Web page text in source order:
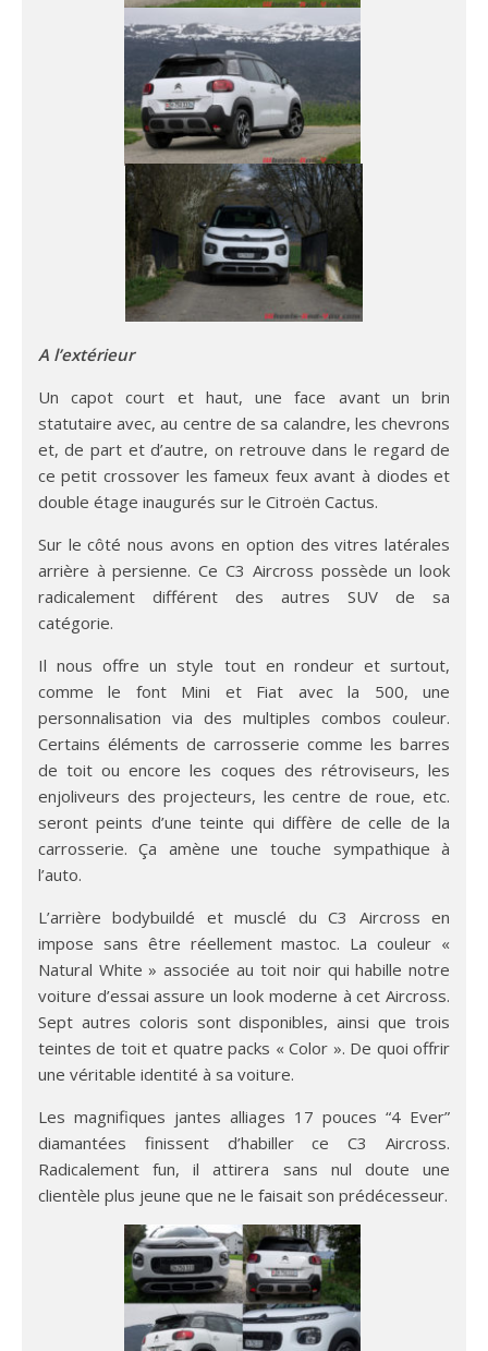
A l’extérieur
Un capot court et haut, une face avant un brin
statutaire avec, au centre de sa calandre, les chevrons
et, de part et d’autre, on retrouve dans le regard de
ce petit crossover les fameux feux avant à diodes et
double étage inaugurés sur le Citroën Cactus.
Sur le côté nous avons en option des vitres latérales
arrière à persienne. Ce C3 Aircross possède un look
radicalement différent des autres SUV de sa
catégorie.
Il nous offre un style tout en rondeur et surtout,
comme le font Mini et Fiat avec la 500, une
personnalisation via des multiples combos couleur.
Certains éléments de carrosserie comme les barres
de toit ou encore les coques des rétroviseurs, les
enjoliveurs des projecteurs, les centre de roue, etc.
seront peints d’une teinte qui diffère de celle de la
carrosserie. Ça amène une touche sympathique à
l’auto.
L’arrière bodybuildé et musclé du C3 Aircross en
impose sans être réellement mastoc. La couleur «
Natural White » associée au toit noir qui habille notre
voiture d’essai assure un look moderne à cet Aircross.
Sept autres coloris sont disponibles, ainsi que trois
teintes de toit et quatre packs « Color ». De quoi offrir
une véritable identité à sa voiture.
Les magnifiques jantes alliages 17 pouces “4 Ever”
diamantées finissent d’habiller ce C3 Aircross.
Radicalement fun, il attirera sans nul doute une
clientèle plus jeune que ne le faisait son prédécesseur.